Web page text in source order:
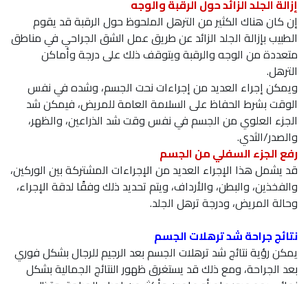
إزالة الجلد الزائد حول الرقبة والوجه
إن كان هناك الكثير من الترهل الملحوظ حول الرقبة قد يقوم
الطبيب بإزالة الجلد الزائد عن طريق عمل الشق الجراحي في مناطق
متعددة من الوجه والرقبة ويتوقف ذلك على درجة وأماكن
الترهل.
ويمكن إجراء العديد من إجراءات نحت الجسم، وشده في نفس
الوقت بشرط الحفاظ على السلامة العامة للمريض، فيمكن شد
الجزء العلوي من الجسم في نفس وقت شد الذراعين، والظهر،
والصدر/الثدي.
رفع الجزء السفلي من الجسم
قد يشمل هذا الإجراء العديد من الإجراءات المشتركة بين الوركين،
والفخذين، والبطن، والأرداف، ويتم تحديد ذلك وفقًا لدقة الإجراء،
وحالة المريض، ودرجة ترهل الجلد.
نتائج جراحة شد ترهلات الجسم
يمكن رؤية نتائج شد ترهلات الجسم بعد الرجيم للرجال بشكل فوري
بعد الجراحة، ومع ذلك قد يستغرق ظهور النتائج الجمالية بشكل